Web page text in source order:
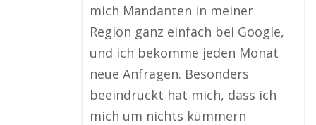
mich Mandanten in meiner
Region ganz einfach bei Google,
und ich bekomme jeden Monat
neue Anfragen. Besonders
beeindruckt hat mich, dass ich
mich um nichts kümmern